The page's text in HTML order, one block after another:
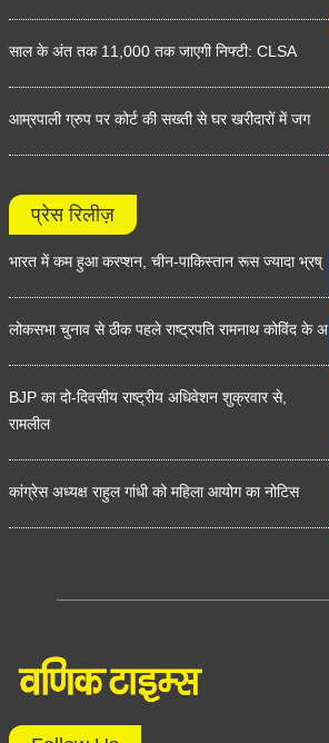
साल के अंत तक 11,000 तक जाएगी निफ्टी: CLSA
आम्रपाली ग्रुप पर कोर्ट की सख्ती से घर खरीदारों में जग
प्रेस रिलीज़
भारत में कम हुआ करप्शन, चीन-पाकिस्तान रूस ज्यादा भ्रष्
लोकसभा चुनाव से ठीक पहले राष्ट्रपति रामनाथ कोविंद के अ
BJP का दो-दिवसीय राष्ट्रीय अधिवेशन शुक्रवार से,
रामलील
कांग्रेस अध्यक्ष राहुल गांधी को महिला आयोग का नोटिस